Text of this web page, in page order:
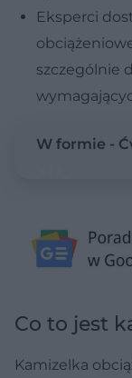
Eksperci
szczególnie
W formie -
Co to jest
Kamizelka